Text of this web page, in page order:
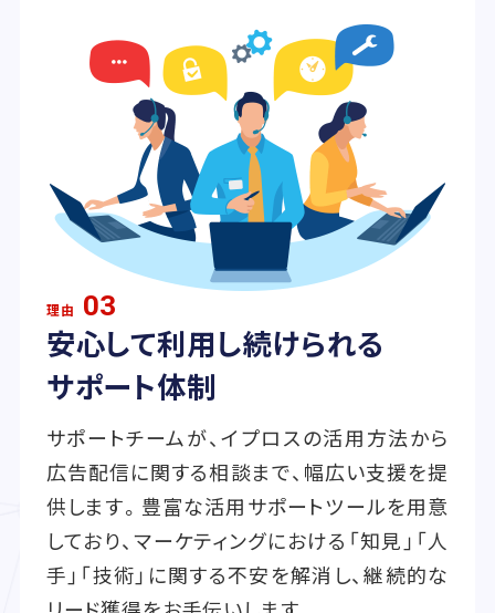
理由 03
安心して利用し続けられる
サポート体制
サポートチームが、イプロスの活用方法から
広告配信に関する相談まで、幅広い支援を提
供します。豊富な活用サポートツールを用意
しており、マーケティングにおける「知見」「人
手」「技術」に関する不安を解消し、継続的な